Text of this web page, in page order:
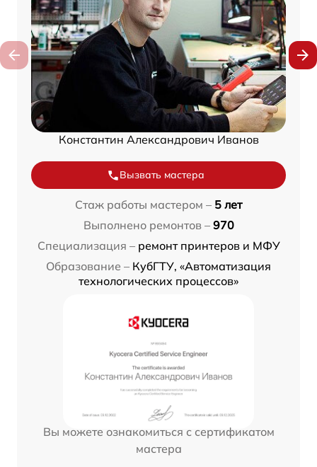
Константин Александрович Иванов
Вызвать мастера
Стаж работы мастером – 5 лет
Выполнено ремонтов – 970
Специализация – ремонт принтеров и МФУ
Образование – КубГТУ, «Автоматизация
технологических процессов»
Вы можете ознакомиться с сертификатом
мастера